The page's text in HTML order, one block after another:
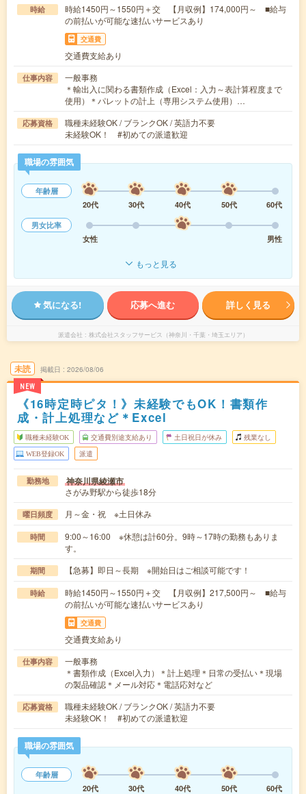
時給
時給1450円～1550円＋交 【月収例】174,000円～ ■給与
の前払いが可能な速払いサービスあり
交通費
交通費支給あり
仕事内容
一般事務
＊輸出入に関わる書類作成（Excel：入力～表計算程度まで
使用）＊パレットの計上（専用システム使用）…
応募資格
職種未経験OK / ブランクOK / 英語力不要
未経験OK！ #初めての派遣歓迎
職場の雰囲気
年齢層
20代
30代 40代 50代
60代
男女比率
女性
男性
もっと見る
気になる! 応募へ進む 詳しく見る
派遣会社 株式会社スタッフサービス（神奈川・千葉・埼玉エリア）
未読
NEW
掲載日 2026/08/06
《16時定時ピタ！》未経験でもOK！書類作
成・計上処理など＊Excel
職種未経験OK 交通費別途支給あり 土日祝日が休み 残業なし
WEB登録OK 派遣
勤務地 神奈川県綾瀬市
さがみ野駅から徒歩18分
曜日頻度 月～金・祝 ※土日休み
時間
9:00～16:00 ※休憩は計60分。9時～17時の勤務もありま
す。
期間 【急募】即日～長期 ※開始日はご相談可能です！
時給
時給1450円～1550円＋交 【月収例】217,500円～ ■給与
の前払いが可能な速払いサービスあり
交通費
交通費支給あり
仕事内容
一般事務
＊書類作成（Excel入力）＊計上処理＊日常の受払い＊現場
の製品確認＊メール対応＊電話応対など
応募資格
職種未経験OK / ブランクOK / 英語力不要
未経験OK！ #初めての派遣歓迎
職場の雰囲気
年齢層
20代
30代 40代 50代
60代